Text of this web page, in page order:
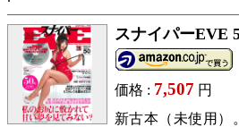
スナイパーEVE
価格 : 7,507 円
新古本（未使用）